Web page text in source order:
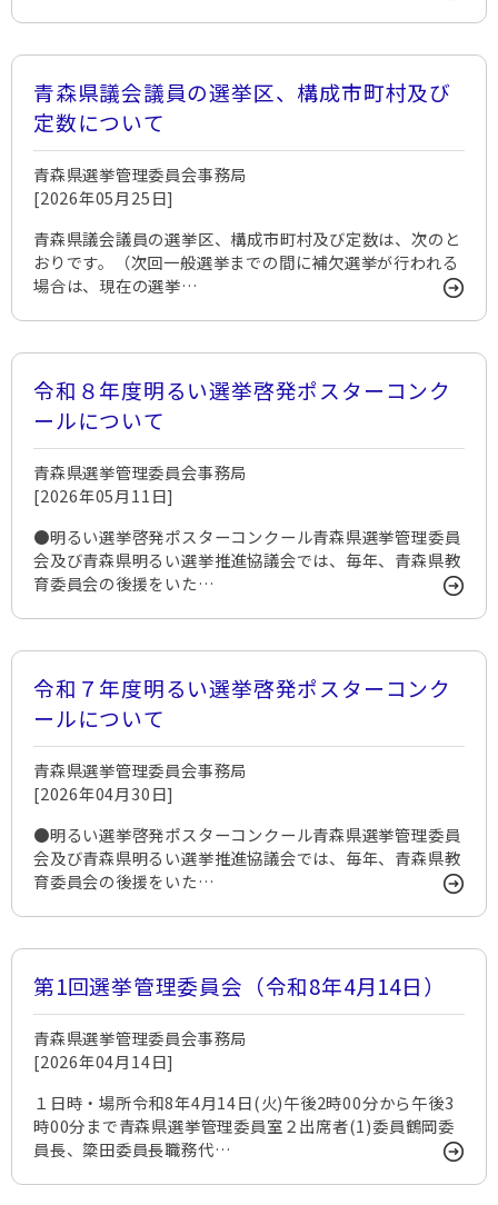
青森県議会議員の選挙区、構成市町村及び
定数について
青森県選挙管理委員会事務局
[2026年05月25日]
青森県議会議員の選挙区、構成市町村及び定数は、次のと
おりです。（次回一般選挙までの間に補欠選挙が行われる
場合は、現在の選挙…
令和８年度明るい選挙啓発ポスターコンク
ールについて
青森県選挙管理委員会事務局
[2026年05月11日]
●明るい選挙啓発ポスターコンクール青森県選挙管理委員
会及び青森県明るい選挙推進協議会では、毎年、青森県教
育委員会の後援をいた…
令和７年度明るい選挙啓発ポスターコンク
ールについて
青森県選挙管理委員会事務局
[2026年04月30日]
●明るい選挙啓発ポスターコンクール青森県選挙管理委員
会及び青森県明るい選挙推進協議会では、毎年、青森県教
育委員会の後援をいた…
第1回選挙管理委員会（令和8年4月14日）
青森県選挙管理委員会事務局
[2026年04月14日]
１日時・場所令和8年4月14日(火)午後2時00分から午後3
時00分まで青森県選挙管理委員室２出席者(1)委員鶴岡委
員長、簗田委員長職務代…